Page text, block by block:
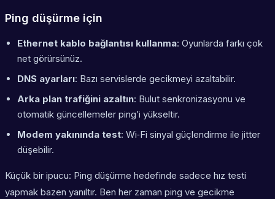
Ping düşürme için
Ethernet kablo bağlantısı kullanma: Oyunlarda farkı çok
net görürsünüz.
DNS ayarları: Bazı servislerde gecikmeyi azaltabilir.
Arka plan trafiğini azaltın: Bulut senkronizasyonu ve
otomatik güncellemeler ping’i yükseltir.
Modem yakınında test: Wi‑Fi sinyal güçlendirme ile jitter
düşebilir.
Küçük bir ipucu: Ping düşürme hedefinde sadece hız testi
yapmak bazen yanıltır. Ben her zaman ping ve gecikme